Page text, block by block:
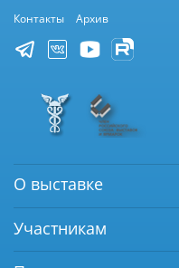
Контакты
Архив
О выставке
Участникам